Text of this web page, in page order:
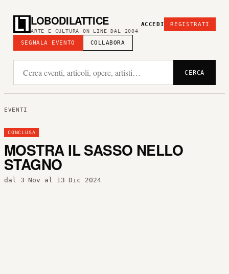
LOBODILATTICE
ARTE E CULTURA ON LINE DAL 2004
SEGNALA EVENTO COLLABORA
ACCEDI REGISTRATI
CERCA
EVENTI
CONCLUSA
MOSTRA IL SASSO NELLO
STAGNO
dal 3 Nov al 13 Dic 2024